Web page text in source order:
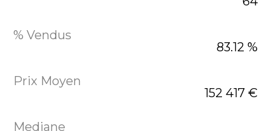
83.12 %
152 417 €